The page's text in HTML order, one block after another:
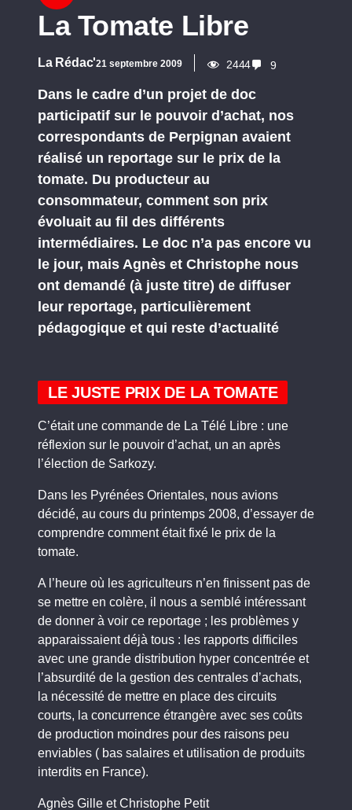
La Tomate Libre
La Rédac'21 septembre 2009 2444 9
Dans le cadre d’un projet de doc
participatif sur le pouvoir d’achat, nos
correspondants de Perpignan avaient
réalisé un reportage sur le prix de la
tomate. Du producteur au
consommateur, comment son prix
évoluait au fil des différents
intermédiaires. Le doc n’a pas encore vu
le jour, mais Agnès et Christophe nous
ont demandé (à juste titre) de diffuser
leur reportage, particulièrement
pédagogique et qui reste d’actualité
LE JUSTE PRIX DE LA TOMATE
C’était une commande de La Télé Libre : une
réflexion sur le pouvoir d’achat, un an après
l’élection de Sarkozy.
Dans les Pyrénées Orientales, nous avions
décidé, au cours du printemps 2008, d’essayer de
comprendre comment était fixé le prix de la
tomate.
A l’heure où les agriculteurs n’en finissent pas de
se mettre en colère, il nous a semblé intéressant
de donner à voir ce reportage ; les problèmes y
apparaissaient déjà tous : les rapports difficiles
avec une grande distribution hyper concentrée et
l’absurdité de la gestion des centrales d’achats,
la nécessité de mettre en place des circuits
courts, la concurrence étrangère avec ses coûts
de production moindres pour des raisons peu
enviables ( bas salaires et utilisation de produits
interdits en France).
Agnès Gille et Christophe Petit